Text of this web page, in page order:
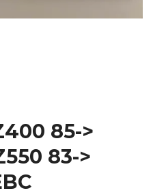
85->
83->